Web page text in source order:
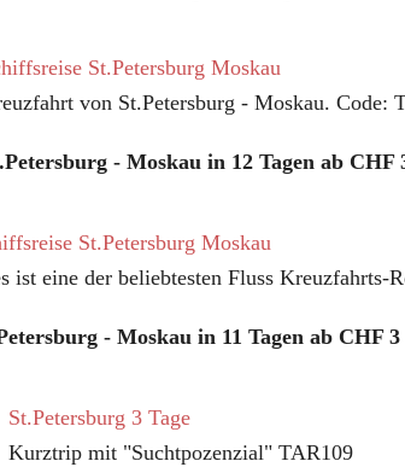
St.Petersburg Moskau
von St.Petersburg - Moskau. Code:
- Moskau in 12 Tagen ab CHF
St.Petersburg Moskau
ist eine der beliebtesten Fluss Kreuzfahrts-
- Moskau in 11 Tagen ab CHF 3
St.Petersburg 3 Tage
Kurztrip mit "Suchtpozenzial" TAR109